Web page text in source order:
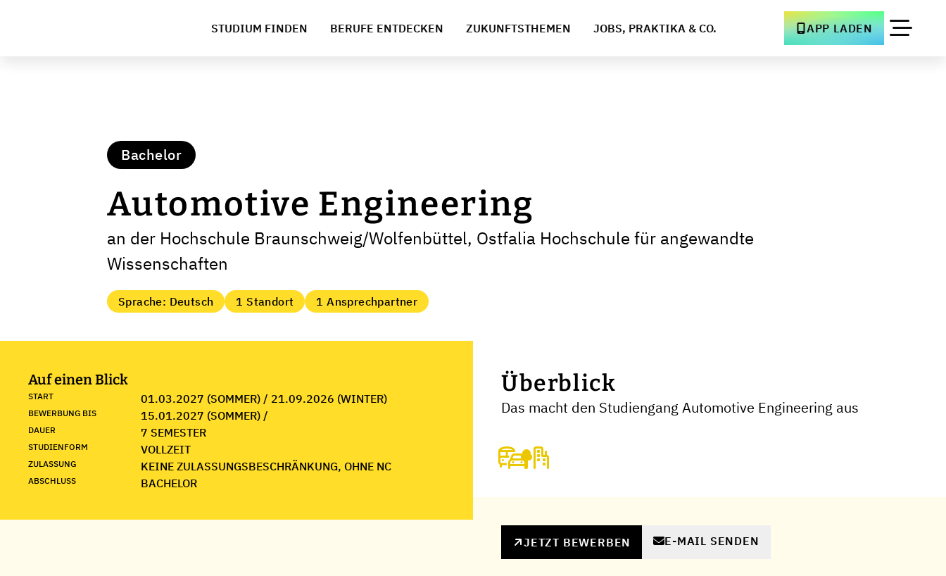
STUDIUM FINDEN BERUFE ENTDECKEN ZUKUNFTSTHEMEN JOBS, PRAKTIKA & CO. APP LADEN
Bachelor
Automotive Engineering
an der Hochschule Braunschweig/Wolfenbüttel, Ostfalia Hochschule für angewandte
Wissenschaften
Sprache: Deutsch 1 Standort 1 Ansprechpartner
Auf einen Blick
START 01.03.2027 (SOMMER) / 21.09.2026 (WINTER)
BEWERBUNG BIS 15.01.2027 (SOMMER) /
DAUER 7 SEMESTER
STUDIENFORM VOLLZEIT
ZULASSUNG KEINE ZULASSUNGSBESCHRÄNKUNG, OHNE NC
ABSCHLUSS BACHELOR
Überblick
Das macht den Studiengang Automotive Engineering aus
JETZT BEWERBEN E-MAIL SENDEN